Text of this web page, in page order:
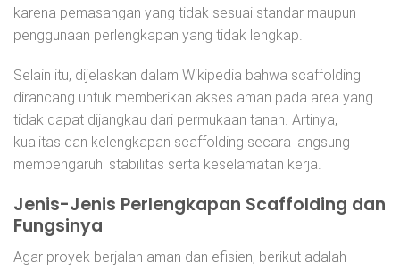
karena pemasangan yang tidak sesuai standar maupun
penggunaan perlengkapan yang tidak lengkap.
Selain itu, dijelaskan dalam Wikipedia bahwa scaffolding
dirancang untuk memberikan akses aman pada area yang
tidak dapat dijangkau dari permukaan tanah. Artinya,
kualitas dan kelengkapan scaffolding secara langsung
mempengaruhi stabilitas serta keselamatan kerja.
Jenis-Jenis Perlengkapan Scaffolding dan
Fungsinya
Agar proyek berjalan aman dan efisien, berikut adalah